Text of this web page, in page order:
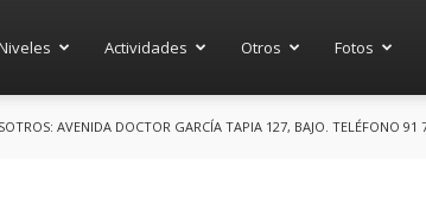
Actividades Otros Fotos
AVENIDA DOCTOR GARCÍA TAPIA 127, BAJO. TELÉFONO 91